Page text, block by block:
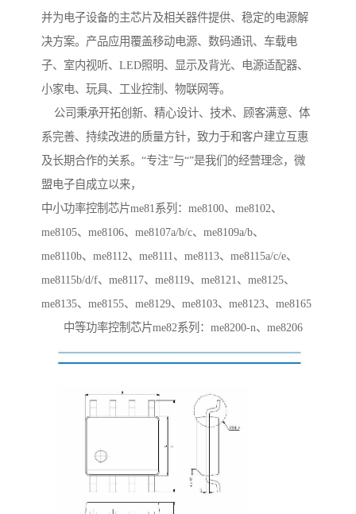
并为电子设备的主芯片及相关器件提供、稳定的电源解
决方案。产品应用覆盖移动电源、数码通讯、车载电
子、室内视听、LED照明、显示及背光、电源适配器、
小家电、玩具、工业控制、物联网等。
公司秉承开拓创新、精心设计、技术、顾客满意、体
系完善、持续改进的质量方针，致力于和客户建立互惠
及长期合作的关系。“专注”与“”是我们的经营理念，微
盟电子自成立以来，
中小功率控制芯片me81系列：me8100、me8102、
me8105、me8106、me8107a/b/c、me8109a/b、
me8110b、me8112、me8111、me8113、me8115a/c/e、
me8115b/d/f、me8117、me8119、me8121、me8125、
me8135、me8155、me8129、me8103、me8123、me8165
中等功率控制芯片me82系列：me8200-n、me8206